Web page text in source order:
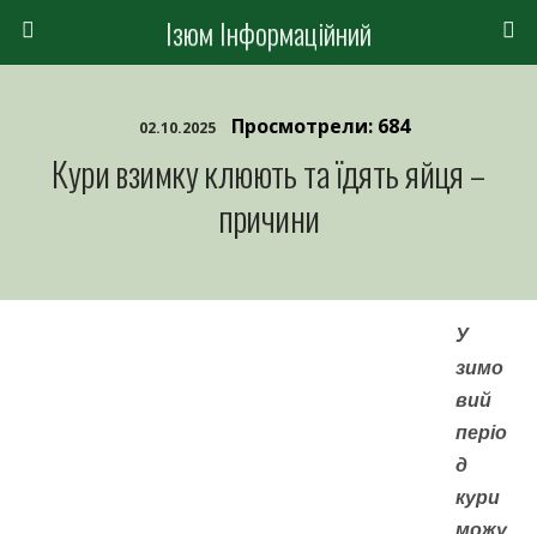
Ізюм Інформаційний
02.10.2025 Просмотрели: 684
Кури взимку клюють та їдять яйця –
причини
У
зимо
вий
періо
д
кури
можу